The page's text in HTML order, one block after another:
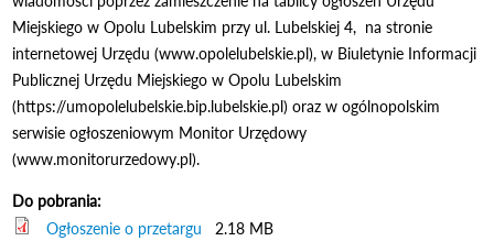
Miejskiego w Opolu Lubelskim przy ul. Lubelskiej 4, na stronie
internetowej Urzędu (www.opolelubelskie.pl), w Biuletynie Informacji
Publicznej Urzędu Miejskiego w Opolu Lubelskim
(https://umopolelubelskie.bip.lubelskie.pl) oraz w ogólnopolskim
serwisie ogłoszeniowym Monitor Urzędowy
(www.monitorurzedowy.pl).
Do pobrania:
Ogłoszenie o przetargu
2.18 MB